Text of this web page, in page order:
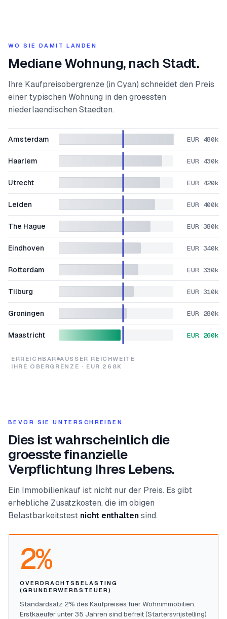
WO SIE DAMIT LANDEN
Mediane Wohnung, nach Stadt.
Ihre Kaufpreisobergrenze (in Cyan) schneidet den Preis
einer typischen Wohnung in den groessten
niederlaendischen Staedten.
Amsterdam EUR 480k
Haarlem EUR 430k
Utrecht EUR 420k
Leiden EUR 400k
The Hague EUR 380k
Eindhoven EUR 340k
Rotterdam EUR 330k
Tilburg EUR 310k
Groningen EUR 280k
Maastricht EUR 260k
ERREICHBAR AUSSER REICHWEITE
IHRE OBERGRENZE · EUR 268K
BEVOR SIE UNTERSCHREIBEN
Dies ist wahrscheinlich die
groesste finanzielle
Verpflichtung Ihres Lebens.
Ein Immobilienkauf ist nicht nur der Preis. Es gibt
erhebliche Zusatzkosten, die im obigen
Belastbarkeitstest nicht enthaltensind.
2%
OVERDRACHTSBELASTING
(GRUNDERWERBSTEUER)
Standardsatz 2% des Kaufpreises fuer Wohnimmobilien.
Erstkaeufer unter 35 Jahren sind befreit (Startersvrijstelling)